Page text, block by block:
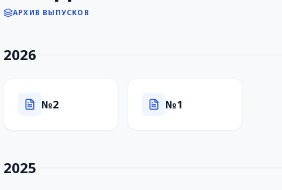
АРХИВ ВЫПУСКОВ
2026
№2 №1
2025